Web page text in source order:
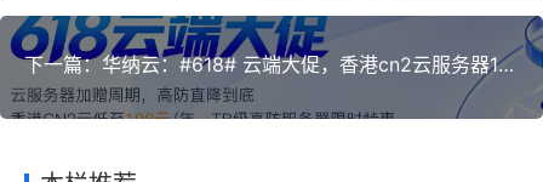
下一篇：华纳云：#618# 云端大促，香港cn2云服务器198元/年，美国cn2云4H8G15M永久988元/年